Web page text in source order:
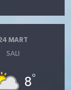
MART
SALI
8°